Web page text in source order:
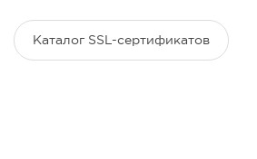
Каталог SSL-сертификатов